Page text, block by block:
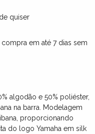
quiser
compra em até 7 dias sem
algodão e 50% poliéster,
na barra. Modelagem
proporcionando
do logo Yamaha em silk